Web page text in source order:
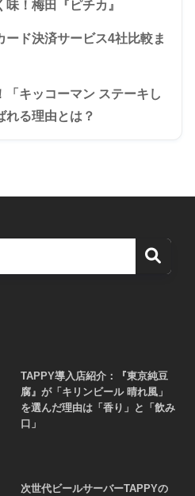
！梅田『ピチカ』
ド決済サービス4社比較ま
「キッコーマン ステーキし
れる理由とは？
TAPPY導入店紹介：『東京純豆
腐』が「キリンビール 晴れ風」
を選んだ理由は「香り」と「飲み
口」
次世代ビールサーバーTAPPYの